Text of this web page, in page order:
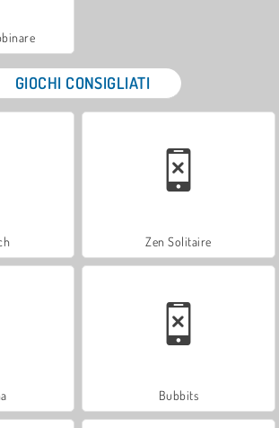
GIOCHI CONSIGLIATI
Zen Solitaire
Bubbits